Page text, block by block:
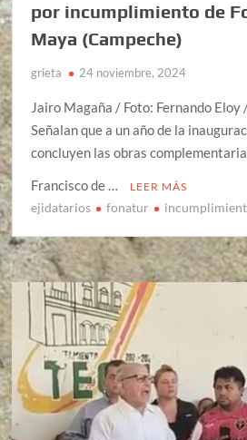
por incumplimiento de
Maya (Campeche)
grieta 24 noviembre, 2024
Jairo Magaña / Foto: Fernando Eloy
Señalan que a un año de la
concluyen las obras
Francisco de …
LEER MÁS
ejidatarios fonatur